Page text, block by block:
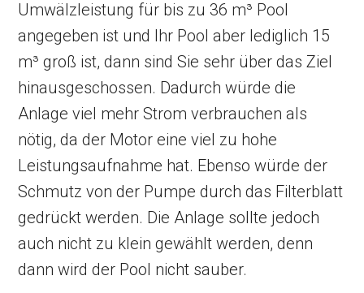
Umwälzleistung für bis zu 36 m³ Pool
angegeben ist und Ihr Pool aber lediglich 15
m³ groß ist, dann sind Sie sehr über das Ziel
hinausgeschossen. Dadurch würde die
Anlage viel mehr Strom verbrauchen als
nötig, da der Motor eine viel zu hohe
Leistungsaufnahme hat. Ebenso würde der
Schmutz von der Pumpe durch das Filterblatt
gedrückt werden. Die Anlage sollte jedoch
auch nicht zu klein gewählt werden, denn
dann wird der Pool nicht sauber.